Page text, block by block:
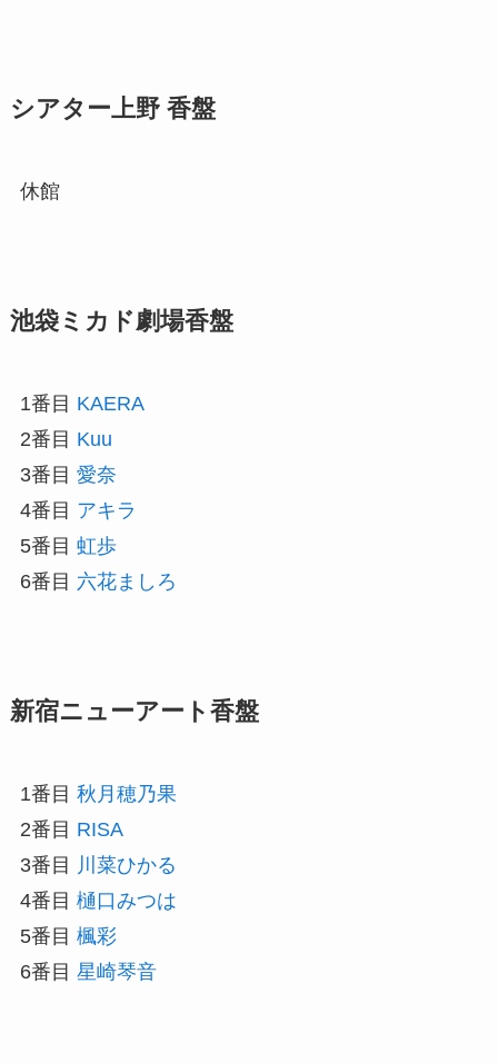
シアター上野 香盤
休館
池袋ミカド劇場香盤
1番目 KAERA
2番目 Kuu
3番目 愛奈
4番目 アキラ
5番目 虹歩
6番目 六花ましろ
新宿ニューアート香盤
1番目 秋月穂乃果
2番目 RISA
3番目 川菜ひかる
4番目 樋口みつは
5番目 楓彩
6番目 星崎琴音